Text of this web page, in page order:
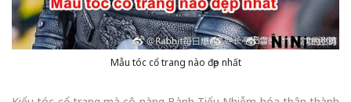
Mẫu tóc cổ trang nào đẹp nhất